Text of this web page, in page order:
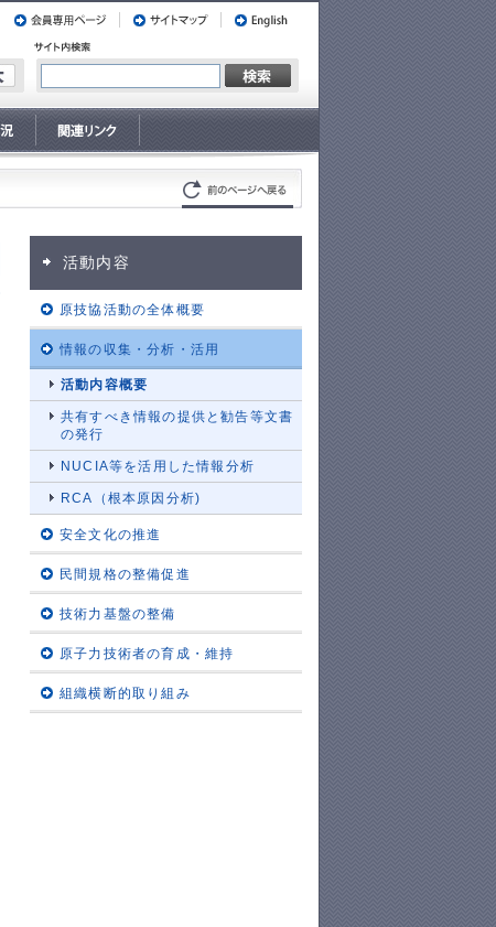
活動内容
原技協活動の全体概要
情報の収集・分析・活用
活動内容概要
共有すべき情報の提供と勧告等文書
の発行
NUCIA等を活用した情報分析
RCA（根本原因分析)
安全文化の推進
民間規格の整備促進
技術力基盤の整備
原子力技術者の育成・維持
組織横断的取り組み